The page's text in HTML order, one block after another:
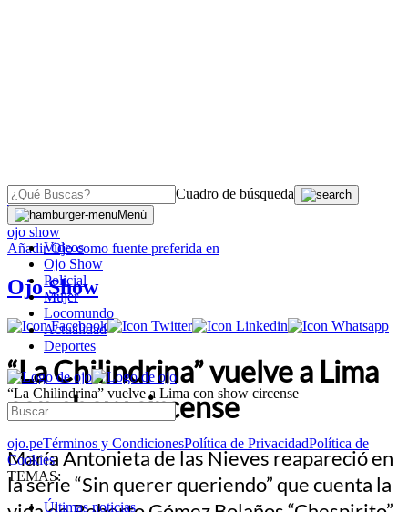
Cuadro de búsqueda
Menú
Videos
Ojo Show
Policial
Mujer
Locomundo
Actualidad
Deportes
“La Chilindrina” vuelve a Lima con show circense
ojo.peTérminos y CondicionesPolítica de PrivacidadPolítica de
Cookies
TEMAS:
Últimas noticias
OJO
ojo show
AñadirOjocomo fuente preferida en
Ojo Show
“La Chilindrina” vuelve a Lima
con show circense
María Antonieta de las Nieves reapareció en
la serie “Sin querer queriendo” que cuenta la